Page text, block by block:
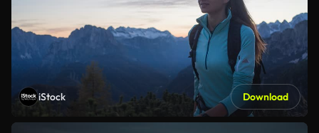
iStock Download